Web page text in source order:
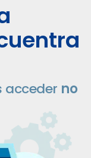
acceder no